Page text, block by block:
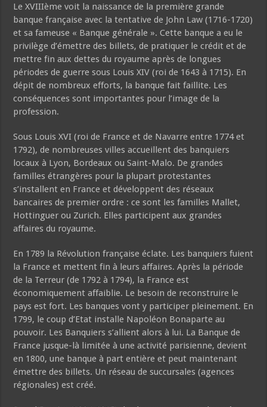
Le XVIIIème voit la naissance de la première grande
banque française avec la tentative de John Law (1716-1720)
et sa fameuse « Banque générale ». Cette banque a eu le
privilège d’émettre des billets, de pratiquer le crédit et de
mettre fin aux dettes du royaume après de longues
périodes de guerre sous Louis XIV (roi de 1643 à 1715). En
dépit de nombreux efforts, la banque fait faillite. Les
conséquences sont importantes pour l’image de la
profession.
Sous Louis XVI (roi de France et de Navarre entre 1774 et
1792), de nombreuses villes accueillent des banquiers
locaux à Lyon, Bordeaux ou Saint-Malo. De grandes
familles étrangères pour la plupart protestantes
s’installent en France et développent des réseaux
bancaires de premier ordre : ce sont les familles Mallet,
Hottinguer ou Zurich. Elles participent aux grandes
affaires du royaume.
En 1789 la Révolution française éclate. Les banquiers fuient
la France et mettent fin à leurs affaires. Après la période
de la Terreur (de 1792 à 1794), la France est
économiquement affaiblie. Le besoin de reconstruire le
pays est fort. Les banques vont y participer pleinement. En
1799, le coup d’Etat installe Napoléon Bonaparte au
pouvoir. Les Banquiers s’allient alors à lui. La Banque de
France jusque-là limitée à une activité parisienne, devient
en 1800, une banque à part entière et peut maintenant
émettre des billets. Un réseau de succursales (agences
régionales) est créé.